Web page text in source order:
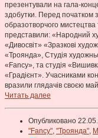
презентували на гала-
здобутки. Перед початком
образотворчого мистецтва
представили: «Народний
«Дивосвіт» «Зразкові
«Троянда», Студія
«Fancy», та студія
«Градієнт». Учасниками
вразили глядачів своєю
Читать далее
Опубликовано
"Fancy", "Троянда",